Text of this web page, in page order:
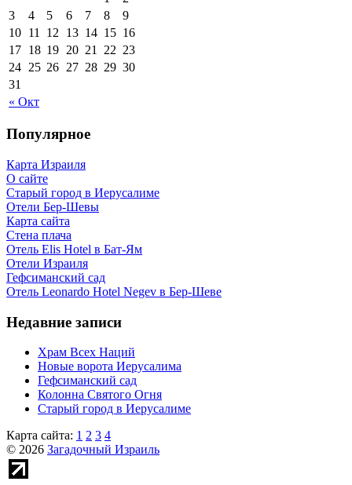
« Окт
3
4 5 6 7 8
9
10 11 12 13 14 15 16
17 18 19 20 21 22 23
24 25 26 27 28 29 30
31
Популярное
Карта Израиля
О сайте
Старый город в Иерусалиме
Отели Бер-Шевы
Карта сайта
Стена плача
Отель Elis Hotel в Бат-Ям
Отели Израиля
Гефсиманский сад
Отель Leonardo Hotel Negev в Бер-Шеве
Недавние записи
Храм Всех Наций
Новые ворота Иерусалима
Гефсиманский сад
Колонна Святого Огня
Старый город в Иерусалиме
Карта сайта: 1 2 3 4
© 2026 Загадочный Израиль